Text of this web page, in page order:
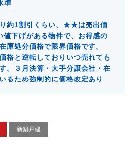
準
約1割引くらい、★★は売出価
値下げがある物件で、お得感の
処分価格で限界価格です。
格と逆転しておりいつ売れても
。３月決算・大手分譲会社・在
るため強制的に価格改定あり
新築戸建